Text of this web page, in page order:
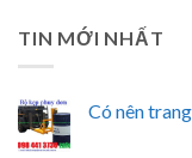
TIN MỚI NHẤT
Có nên